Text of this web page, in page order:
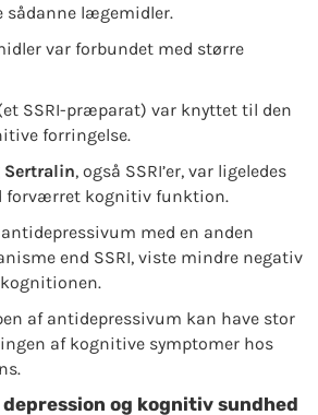
sådanne lægemidler.
var forbundet med større
SSRI-præparat) var knyttet til den
forringelse.
Sertralin, også SSRI’er, var ligeledes
forværret kognitiv funktion.
antidepressivum med en anden
end SSRI, viste mindre negativ
af antidepressivum kan have stor
af kognitive symptomer hos
og kognitiv sundhed